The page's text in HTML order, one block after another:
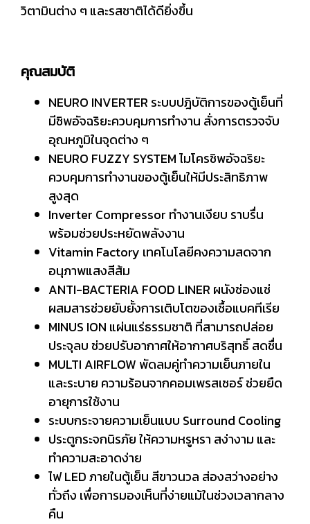
วิตามินต่าง ๆ และรสชาติได้ดียิ่งขึ้น
คุณสมบัติ
NEURO INVERTER ระบบปฎิบัติการของตู้เย็นที่
มีชิพอัจฉริยะควบคุมการทำงาน สั่งการตรวจจับ
อุณหภูมิในจุดต่าง ๆ
NEURO FUZZY SYSTEM ไมโครชิพอัจฉริยะ
ควบคุมการทำงานของตู้เย็นให้มีประสิทธิภาพ
สูงสุด
Inverter Compressor ทำงานเงียบ ราบรื่น
พร้อมช่วยประหยัดพลังงาน
Vitamin Factory เทคโนโลยีคงความสดจาก
อนุภาพแสงสีส้ม
ANTI-BACTERIA FOOD LINER ผนังช่องแช่
ผสมสารช่วยยับยั้งการเติบโตของเชื้อแบคทีเรีย
MINUS ION แผ่นแร่ธรรมชาติ ที่สามารถปล่อย
ประจุลบ ช่วยปรับอากาศให้อากาศบริสุทธิ์ สดชื่น
MULTI AIRFLOW พัดลมคู่ทำความเย็นภายใน
และระบาย ความร้อนจากคอมเพรสเซอร์ ช่วยยืด
อายุการใช้งาน
ระบบกระจายความเย็นแบบ Surround Cooling
ประตูกระจกนิรภัย ให้ความหรูหรา สง่างาม และ
ทำความสะอาดง่าย
ไฟ LED ภายในตู้เย็น สีขาวนวล ส่องสว่างอย่าง
ทั่วถึง เพื่อการมองเห็นที่ง่ายแม้ในช่วงเวลากลาง
คืน